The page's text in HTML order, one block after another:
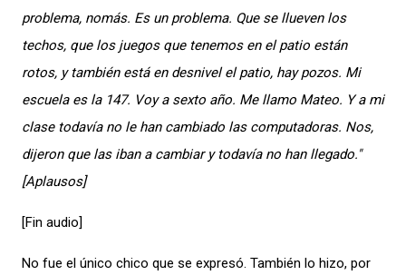
problema, nomás. Es un problema. Que se llueven los
techos, que los juegos que tenemos en el patio están
rotos, y también está en desnivel el patio, hay pozos. Mi
escuela es la 147. Voy a sexto año. Me llamo Mateo. Y a mi
clase todavía no le han cambiado las computadoras. Nos,
dijeron que las iban a cambiar y todavía no han llegado."
[Aplausos]
[Fin audio]
No fue el único chico que se expresó. También lo hizo, por